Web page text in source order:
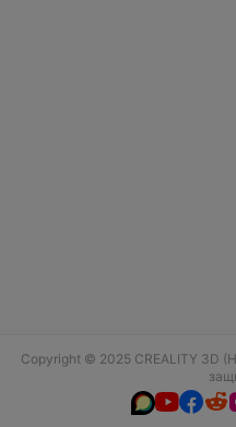
Copyright © 2025 CREALITY 3D
